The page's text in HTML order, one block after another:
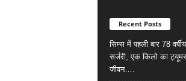
Recent Posts
सिम्स में पहली बार 78
सर्जरी, एक किलो का
जीवन….